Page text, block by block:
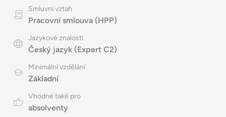
Smluvní vztah
Pracovní smlouva (HPP)
Jazykové znalosti
Český jazyk (Expert C2)
Minimální vzdělání
Základní
Vhodné také pro
absolventy